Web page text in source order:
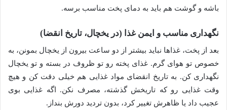
باشه و گوشت هم باید به دمای پخت مناسب برسه.
نگهداری مناسب و ایمن غذا (در یخچال، تاریخ انقضا)
بعد از پخت، غذاها نباید بیشتر از دو ساعت بیرون از یخچال بمونن، به
خصوص تو هوای گرم. غذای پخته رو تو ظروف در بسته و تو یخچال
نگهداری کن. به تاریخ انقضای مواد غذایی هم خیلی دقت کن و هیچ
وقت غذایی رو که تاریخش گذشته، مصرف نکن. اگه غذایی بوی
عجیب داد یا ظاهرش تغییر کرد، بدون تردید دورش بنداز.